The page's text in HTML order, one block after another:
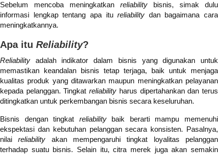
Sebelum mencoba meningkatkan reliability bisnis, simak dulu
informasi lengkap tentang apa itureliability dan bagaimana cara
meningkatkannya.
Apa itu Reliability?
Reliability adalah indikator dalam bisnis yang digunakan untuk
memastikan keandalan bisnis tetap terjaga, baik untuk menjaga
kualitas produk yang ditawarkan maupun meningkatkan pelayanan
kepada pelanggan. Tingkatreliability harus dipertahankan dan terus
ditingkatkan untuk perkembangan bisnis secara keseluruhan.
Bisnis dengan tingkat reliabilitybaik berarti mampu memenuhi
ekspektasi dan kebutuhan pelanggan secara konsisten. Pasalnya,
nilaireliability akan mempengaruhi tingkat loyalitas pelanggan
terhadap suatu bisnis. Selain itu, citra merek juga akan semakin